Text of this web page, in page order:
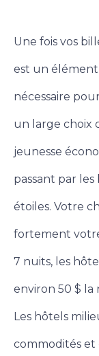
Une fois vos
est un
nécessaire
un large choix
jeunesse
passant par
étoiles. Votre
fortement
7 nuits, les
environ 50 $ la
Les hôtels
commodités